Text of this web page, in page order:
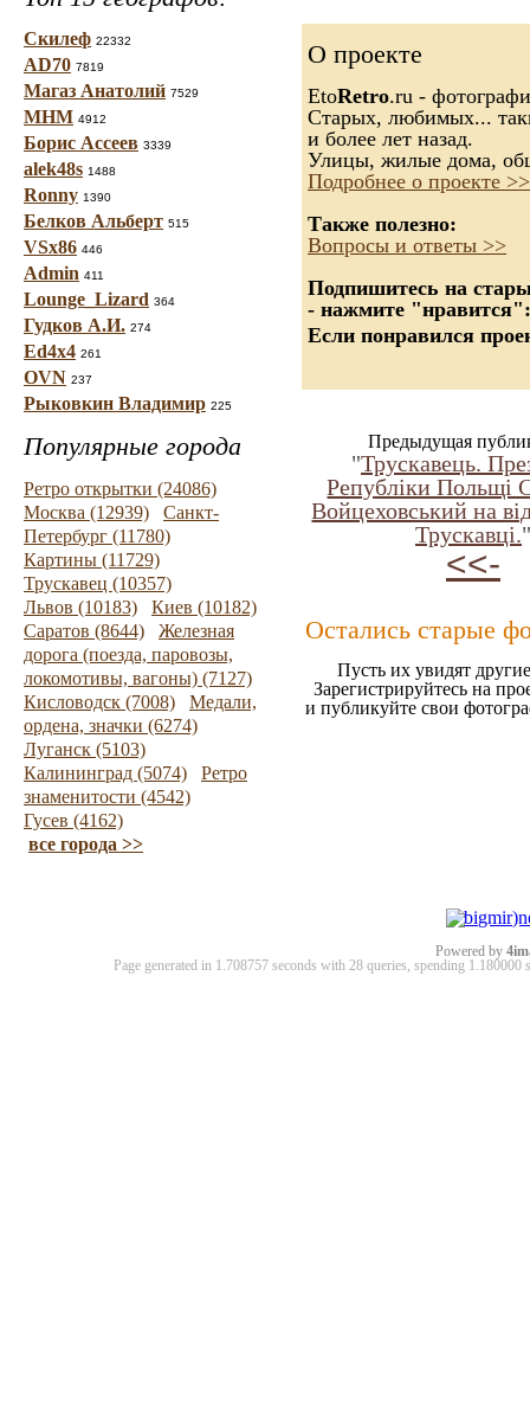
Скилеф 22332
AD70 7819
Магаз Анатолий 7529
МНМ 4912
Борис Ассеев 3339
alek48s 1488
Ronny 1390
Белков Альберт 515
VSx86 446
Admin 411
Lounge_Lizard 364
Гудков А.И. 274
Ed4x4 261
OVN 237
Рыковкин Владимир 225
Популярные города
Ретро открытки (24086)
Москва (12939)
Санкт-
Петербург (11780)
Картины (11729)
Трускавец (10357)
Львов (10183)
Киев (10182)
Саратов (8644)
Железная
дорога (поезда, паровозы,
локомотивы, вагоны) (7127)
Кисловодск (7008)
Медали,
ордена, значки (6274)
Луганск (5103)
Калининград (5074)
Ретро
знаменитости (4542)
Гусев (4162)
все города >>
О проекте
EtoRetro.ru -
Старых, любимых...
и более лет назад.
Улицы, жилые дома,
Подробнее о проекте >>
Также полезно:
Вопросы и ответы >>
Подпишитесь на
- нажмите "нравится":
Если понравился
Предыдущая
"Трускавець.
Републіки Польщі
Войцеховський на
Трускавці."
<<-
Остались старые
Пусть их увидят
Зарегистрируйтесь на
и публикуйте свои
Powered by
Page generated in 1.708757 seconds with 28 queries, spending